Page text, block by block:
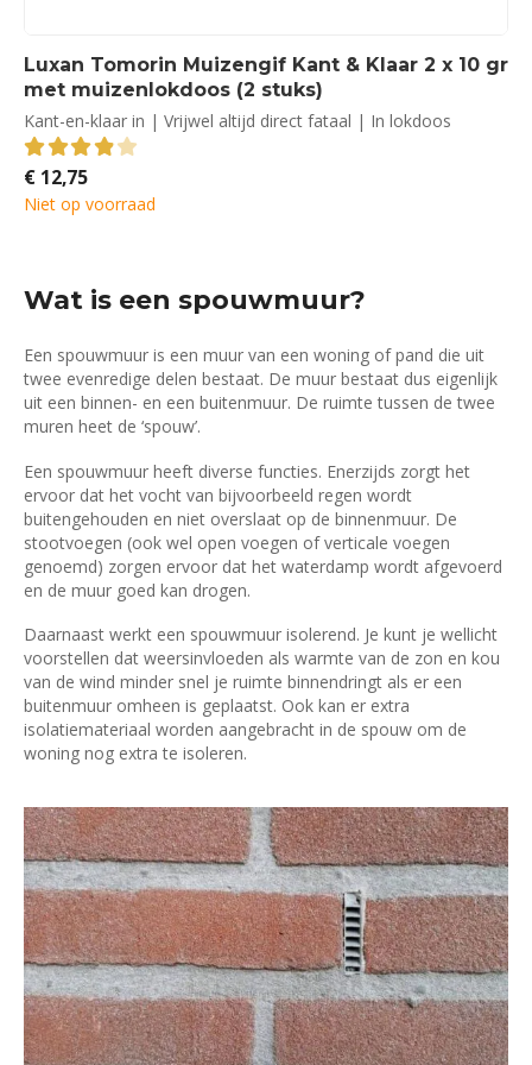
Luxan Tomorin Muizengif Kant & Klaar 2 x 10 gr
met muizenlokdoos (2 stuks)
Kant-en-klaar in | Vrijwel altijd direct fataal | In lokdoos
3.90out of 5
€ 12,75
Niet op voorraad
Wat is een spouwmuur?
Een spouwmuur is een muur van een woning of pand die uit
twee evenredige delen bestaat. De muur bestaat dus eigenlijk
uit een binnen- en een buitenmuur. De ruimte tussen de twee
muren heet de ‘spouw’.
Een spouwmuur heeft diverse functies. Enerzijds zorgt het
ervoor dat het vocht van bijvoorbeeld regen wordt
buitengehouden en niet overslaat op de binnenmuur. De
stootvoegen (ook wel open voegen of verticale voegen
genoemd) zorgen ervoor dat het waterdamp wordt afgevoerd
en de muur goed kan drogen.
Daarnaast werkt een spouwmuur isolerend. Je kunt je wellicht
voorstellen dat weersinvloeden als warmte van de zon en kou
van de wind minder snel je ruimte binnendringt als er een
buitenmuur omheen is geplaatst. Ook kan er extra
isolatiemateriaal worden aangebracht in de spouw om de
woning nog extra te isoleren.